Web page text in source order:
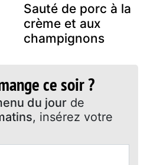
Sauté de porc à la
crème et aux
champignons
ce soir ?
du jour de
, insérez votre